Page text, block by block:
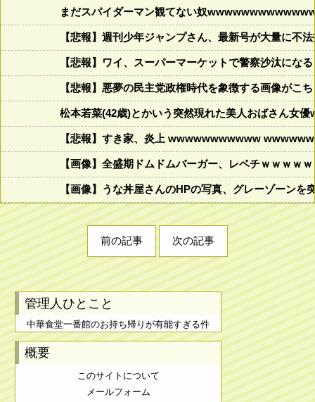
まだスパイダーマン観てない奴
【悲報】週刊少年ジャンプさん、最新号が大量に不
【悲報】ワイ、スーパーマーケットで警察沙汰にな
【悲報】悪夢の民主党政権時代を象徴する画像がこ
松本若菜(42歳)とかいう突然現れた美人おばさん女優
【悲報】すき家、炎上 wwwwwwwwwww
【画像】全盛期ドムドムバーガー、レベチｗｗｗｗ
【画像】うな丼屋さんのHPの写真、グレーゾーンを
前の記事 次の記事
管理人ひとこと
中華食堂一番館のお持ち帰りが有能すぎる件
概要
このサイトについて
メールフォーム